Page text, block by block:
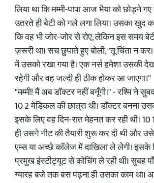
लिया था कि मम्मी-पापा आज भैया को छोड़ने
उतरते ही बेटी को गले लगा लिया। उसका खुद
कि वह भी जोर-जोर से रोए, लेकिन इस समय
ज़रूरी था। सच छुपाते हुए बोली, "तू चिंता न
में उसको रखा गया है। एक नर्स हमेशा उसकी
रहेगी और वह जल्दी ही ठीक होकर आ जाएगा।"
"मम्मी! मैं अब डॉक्टर नहीं बनूँगी।" - रश्मि ने
10 2 मेडिकल की छात्रा थी। डॉक्टर बनना
इसके लिए वह दिन-रात मेहनत कर रही थी। 10
ही उसने नीट की तैयारी शुरू कर दी थी और उसे
एम्स या अच्छे कॉलेज में दाखिला ले लेगी।
प्रमुख इंस्टीट्यूट से कोचिंग ले रही थी। सुबह
ग्यारह बजे तक बस पढ़ना ही उसका काम